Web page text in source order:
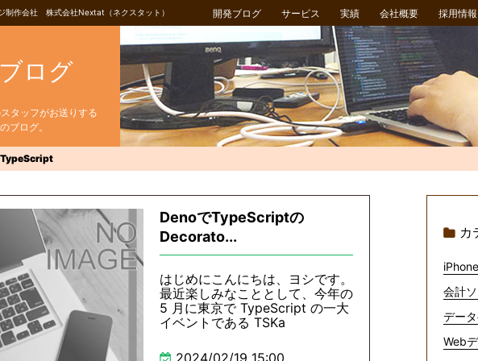
制作会社 株式会社Nextat（ネクスタット） 開発ブログ サービス 実績 会社概要 採用情報
ログ
タッフがお送りする
ブログ。
TypeScript
DenoでTypeScriptの
Decorato...
はじめにこんにちは、ヨシです。
最近楽しみなこととして、今年の
5 月に東京で TypeScript の一大
イベントである TSKa
2024/02/19 15:00
カ
会計
デー
Web